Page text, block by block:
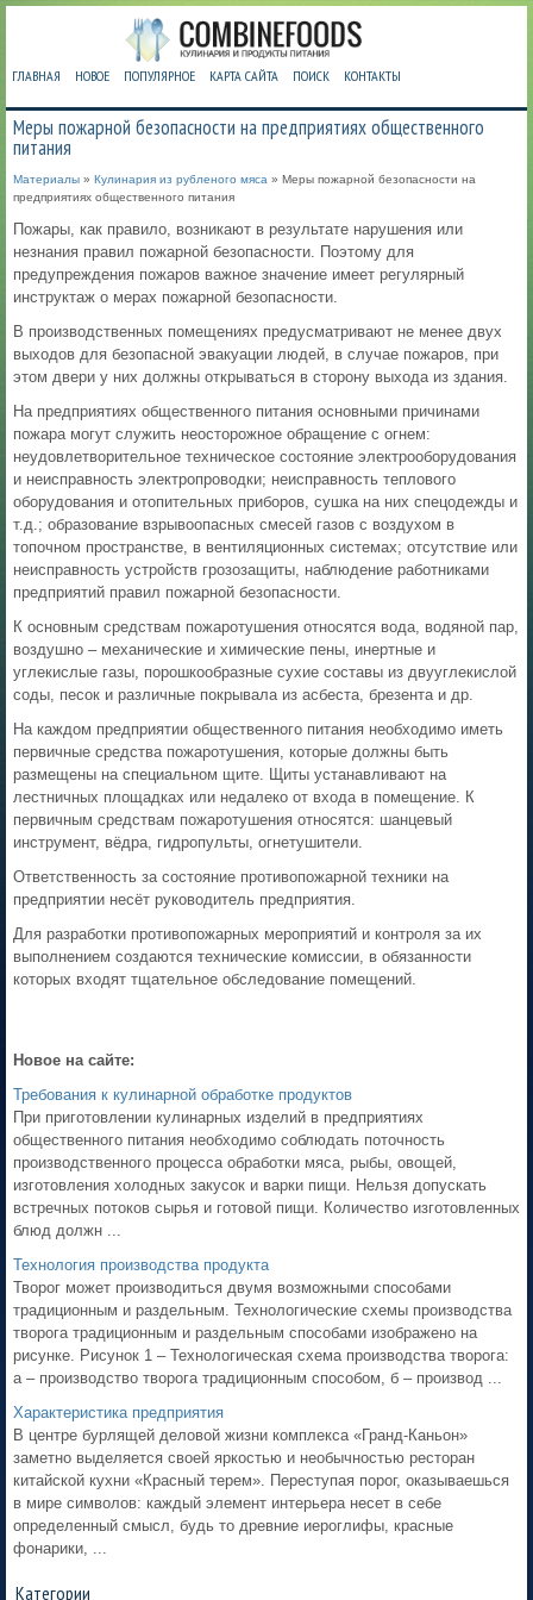
ГЛАВНАЯ НОВОЕ ПОПУЛЯРНОЕ КАРТА САЙТА ПОИСК КОНТАКТЫ
Меры пожарной безопасности на предприятиях общественного
питания
Материалы » Кулинария из рубленого мяса » Меры пожарной безопасности на
предприятиях общественного питания
Пожары, как правило, возникают в результате нарушения или
незнания правил пожарной безопасности. Поэтому для
предупреждения пожаров важное значение имеет регулярный
инструктаж о мерах пожарной безопасности.
В производственных помещениях предусматривают не менее двух
выходов для безопасной эвакуации людей, в случае пожаров, при
этом двери у них должны открываться в сторону выхода из здания.
На предприятиях общественного питания основными причинами
пожара могут служить неосторожное обращение с огнем:
неудовлетворительное техническое состояние электрооборудования
и неисправность электропроводки; неисправность теплового
оборудования и отопительных приборов, сушка на них спецодежды и
т.д.; образование взрывоопасных смесей газов с воздухом в
топочном пространстве, в вентиляционных системах; отсутствие или
неисправность устройств грозозащиты, наблюдение работниками
предприятий правил пожарной безопасности.
К основным средствам пожаротушения относятся вода, водяной пар,
воздушно – механические и химические пены, инертные и
углекислые газы, порошкообразные сухие составы из двууглекислой
соды, песок и различные покрывала из асбеста, брезента и др.
На каждом предприятии общественного питания необходимо иметь
первичные средства пожаротушения, которые должны быть
размещены на специальном щите. Щиты устанавливают на
лестничных площадках или недалеко от входа в помещение. К
первичным средствам пожаротушения относятся: шанцевый
инструмент, вёдра, гидропульты, огнетушители.
Ответственность за состояние противопожарной техники на
предприятии несёт руководитель предприятия.
Для разработки противопожарных мероприятий и контроля за их
выполнением создаются технические комиссии, в обязанности
которых входят тщательное обследование помещений.
Новое на сайте:
Требования к кулинарной обработке продуктов
При приготовлении кулинарных изделий в предприятиях
общественного питания необходимо соблюдать поточность
производственного процесса обработки мяса, рыбы, овощей,
изготовления холодных закусок и варки пищи. Нельзя допускать
встречных потоков сырья и готовой пищи. Количество изготовленных
блюд должн ...
Технология производства продукта
Творог может производиться двумя возможными способами
традиционным и раздельным. Технологические схемы производства
творога традиционным и раздельным способами изображено на
рисунке. Рисунок 1 – Технологическая схема производства творога:
а – производство творога традиционным способом, б – производ ...
Характеристика предприятия
В центре бурлящей деловой жизни комплекса «Гранд-Каньон»
заметно выделяется своей яркостью и необычностью ресторан
китайской кухни «Красный терем». Переступая порог, оказываешься
в мире символов: каждый элемент интерьера несет в себе
определенный смысл, будь то древние иероглифы, красные
фонарики, ...
Категории